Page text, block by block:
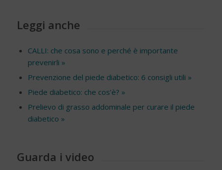
Leggi anche
CALLI: che cosa sono e perché è importante
prevenirli »
Prevenzione del piede diabetico: 6 consigli utili »
Piede diabetico: che cos’è? »
Prelievo di grasso addominale per curare il piede
diabetico »
Guarda i video